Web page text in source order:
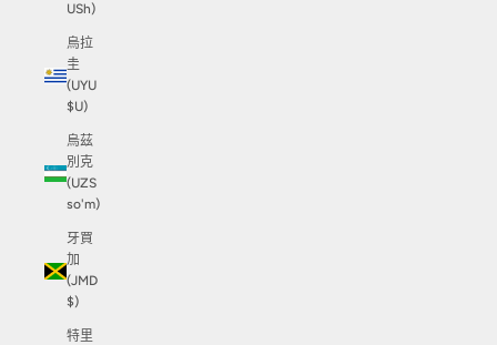
USh)
烏拉
圭
(UYU
$U)
烏茲
別克
(UZS
so'm)
牙買
加
(JMD
$)
特里